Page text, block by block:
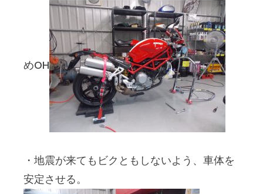
めOH
・地震が来てもビクともしないよう、車体を
安定させる。